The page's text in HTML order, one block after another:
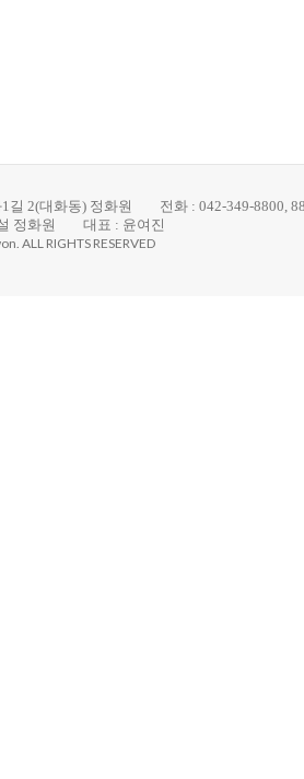
길 2(대화동) 정화원
전화 : 042-349-8800,
정화원
대표 : 윤여진
ALL RIGHTS RESERVED